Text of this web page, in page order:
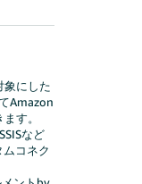
象にした
Amazon
す。
など
コネク